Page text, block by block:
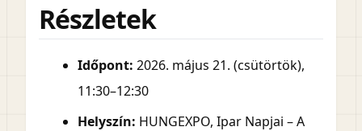
Részletek
Időpont: 2026. május 21. (csütörtök),
11:30–12:30
Helyszín: HUNGEXPO, Ipar Napjai – A